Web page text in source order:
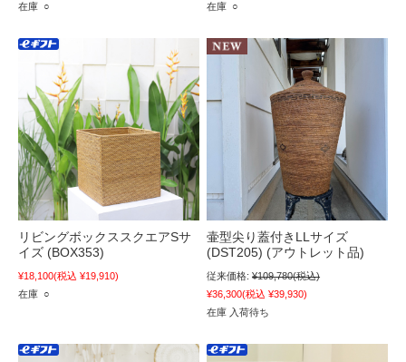
在庫 ○
在庫 ○
リビングボックススクエアSサ
イズ (BOX353)
¥18,100(税込 ¥19,910)
在庫 ○
壷型尖り蓋付きLLサイズ
(DST205) (アウトレット品)
従来価格: ¥109,780(税込)
¥36,300(税込 ¥39,930)
在庫 入荷待ち